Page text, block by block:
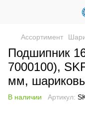
Ассортимент
Подшипник
7000100),
мм,
В наличии Артикул: